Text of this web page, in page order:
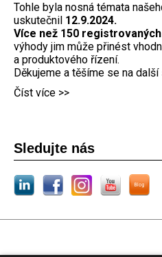
Tohle byla nosná témata
uskutečnil 12.9.2024.
Více než 150
výhody jim může přinést
a produktového řízení.
Děkujeme a těšíme se na
Číst více >>
Sledujte nás